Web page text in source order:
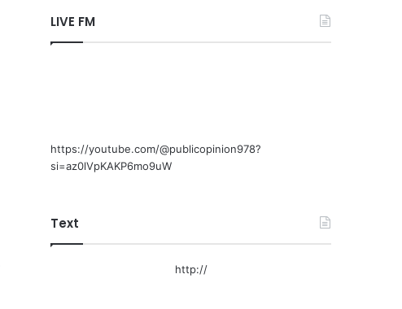
LIVE FM
https://youtube.com/@publicopinion978?
si=az0lVpKAKP6mo9uW
Text
http://